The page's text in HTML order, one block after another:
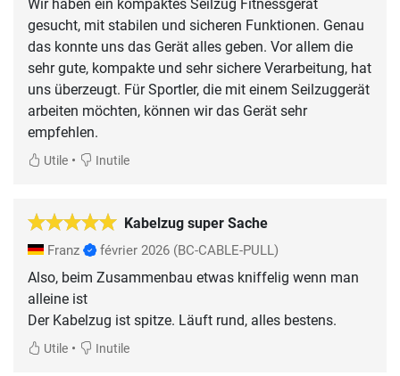
Wir haben ein kompaktes Seilzug Fitnessgerät
gesucht, mit stabilen und sicheren Funktionen. Genau
das konnte uns das Gerät alles geben. Vor allem die
sehr gute, kompakte und sehr sichere Verarbeitung, hat
uns überzeugt. Für Sportler, die mit einem Seilzuggerät
arbeiten möchten, können wir das Gerät sehr
Utile • Inutile
Kabelzug super Sache
Franz février 2026 (BC-CABLE-PULL)
Also, beim Zusammenbau etwas kniffelig wenn man
alleine ist
Der Kabelzug ist spitze. Läuft rund, alles bestens.
Utile • Inutile